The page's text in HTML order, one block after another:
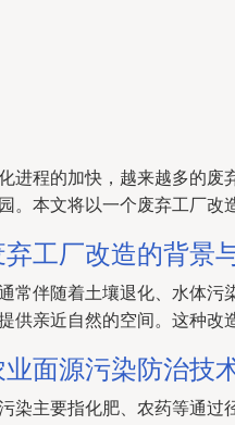
进程的加快，越来越多的
。本文将以一个废弃工厂改
工厂改造的背景
常伴随着土壤退化、水体
供亲近自然的空间。这种改
面源污染防治技
染主要指化肥、农药等通过